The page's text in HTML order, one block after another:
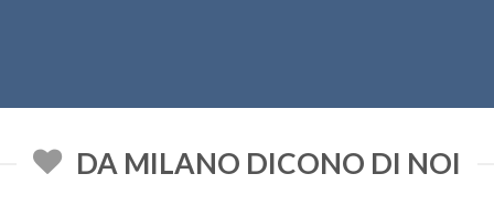
DA MILANO DICONO DI NOI